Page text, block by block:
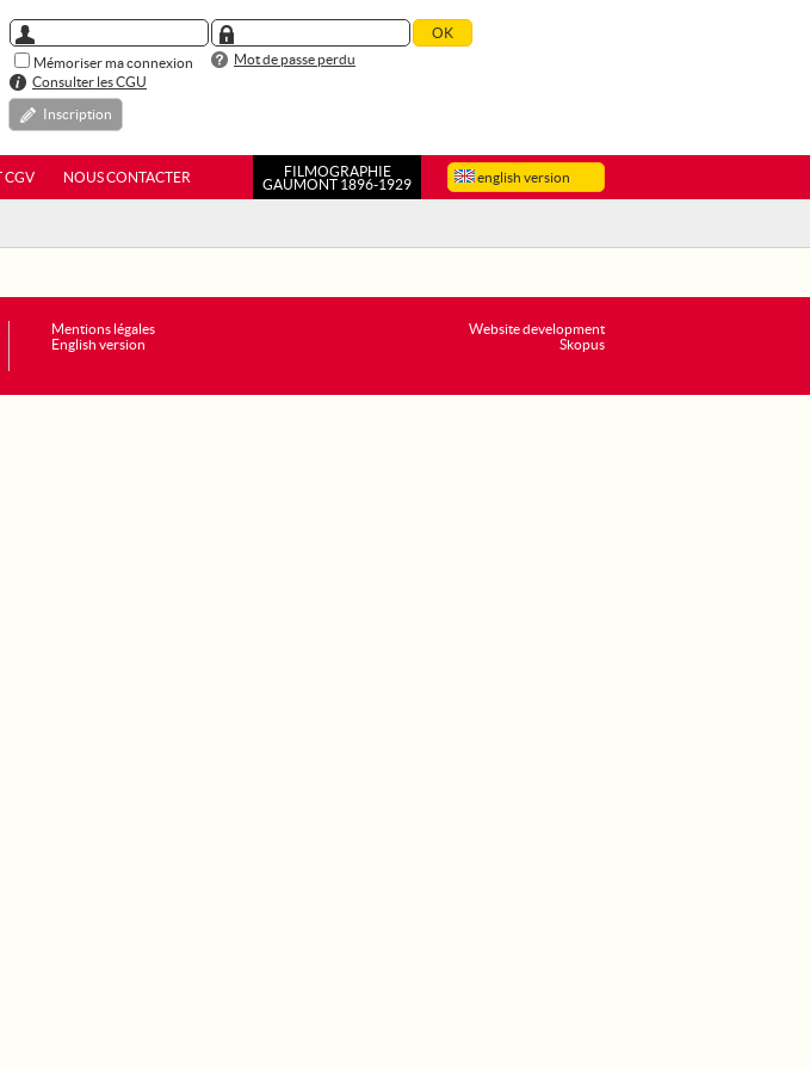
Mémoriser ma connexion
Mot de passe perdu
Consulter les CGU
Inscription
english version
CGV NOUS CONTACTER
FILMOGRAPHIE
GAUMONT 1896-1929
Website development
Skopus
Mentions légales
English version